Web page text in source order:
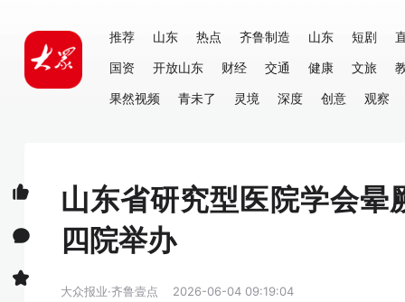
推荐 山东 热点 齐鲁制造 山东 短剧
国资
开放山东 财经 交通 健康 文旅
果然视频
青未了 灵境 深度 创意 观察
山东省研究型医院学会晕
四院举办
大众报业·齐鲁壹点 2026-06-04 09:19:04